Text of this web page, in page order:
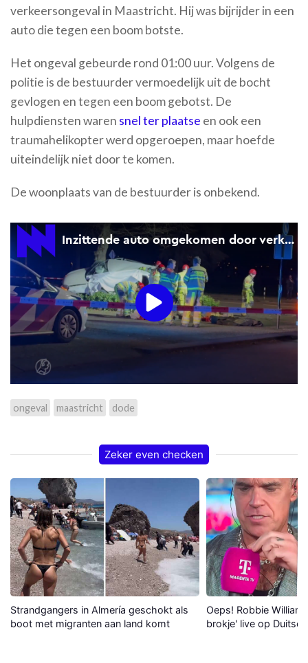
verkeersongeval in Maastricht. Hij was bijrijder in een
auto die tegen een boom botste.
Het ongeval gebeurde rond 01:00 uur. Volgens de
politie is de bestuurder vermoedelijk uit de bocht
gevlogen en tegen een boom gebotst. De
hulpdiensten waren snel ter plaatse en ook een
traumahelikopter werd opgeroepen, maar hoefde
uiteindelijk niet door te komen.
De woonplaats van de bestuurder is onbekend.
ongeval maastricht dode
Zeker even checken
Strandgangers in Almería geschokt als
boot met migranten aan land komt
Oeps! Robbie
brokje' live op Duitse